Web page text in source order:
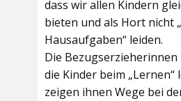
dass wir allen Kindern
bieten und als Hort nicht
Hausaufgaben“ leiden.
Die
die Kinder beim „Lernen“
zeigen ihnen Wege bei